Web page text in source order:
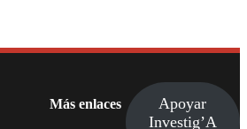
Más enlaces
Apoyar
Investig’A